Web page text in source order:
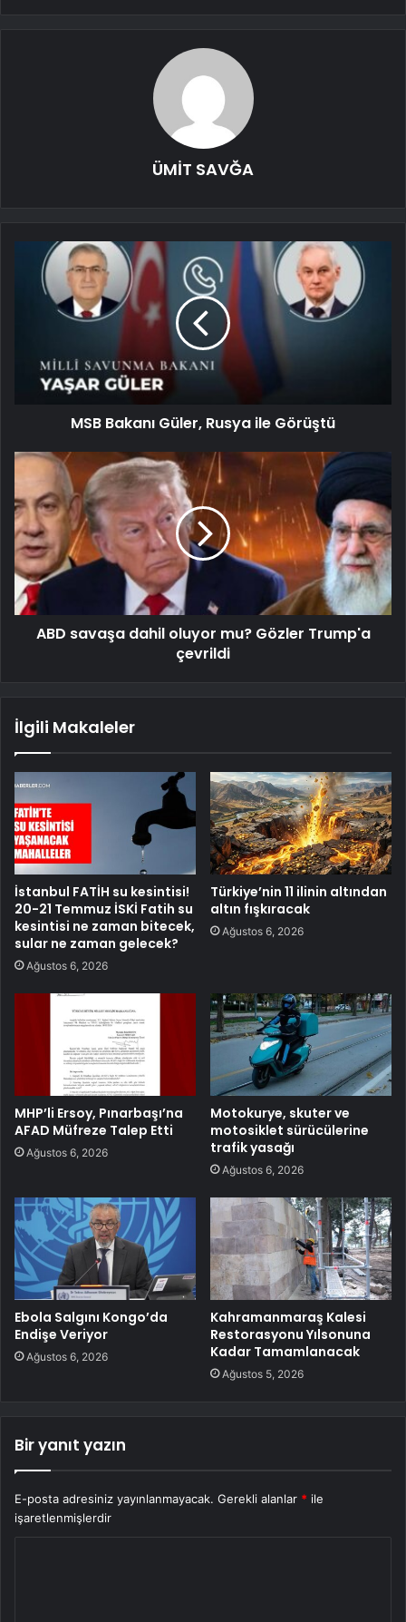
ÜMİT SAVĞA
MSB Bakanı Güler, Rusya ile Görüştü
ABD savaşa dahil oluyor mu? Gözler Trump'a
çevrildi
İlgili Makaleler
İstanbul FATİH su kesintisi!
20-21 Temmuz İSKİ Fatih su
kesintisi ne zaman bitecek,
sular ne zaman gelecek?
Ağustos 6, 2026
Türkiye’nin 11 ilinin altından
altın fışkıracak
Ağustos 6, 2026
MHP’li Ersoy, Pınarbaşı’na
AFAD Müfreze Talep Etti
Ağustos 6, 2026
Motokurye, skuter ve
motosiklet sürücülerine
trafik yasağı
Ağustos 6, 2026
Ebola Salgını Kongo’da
Endişe Veriyor
Ağustos 6, 2026
Kahramanmaraş Kalesi
Restorasyonu Yılsonuna
Kadar Tamamlanacak
Ağustos 5, 2026
Bir yanıt yazın
E-posta adresiniz yayınlanmayacak. Gerekli alanlar * ile
işaretlenmişlerdir